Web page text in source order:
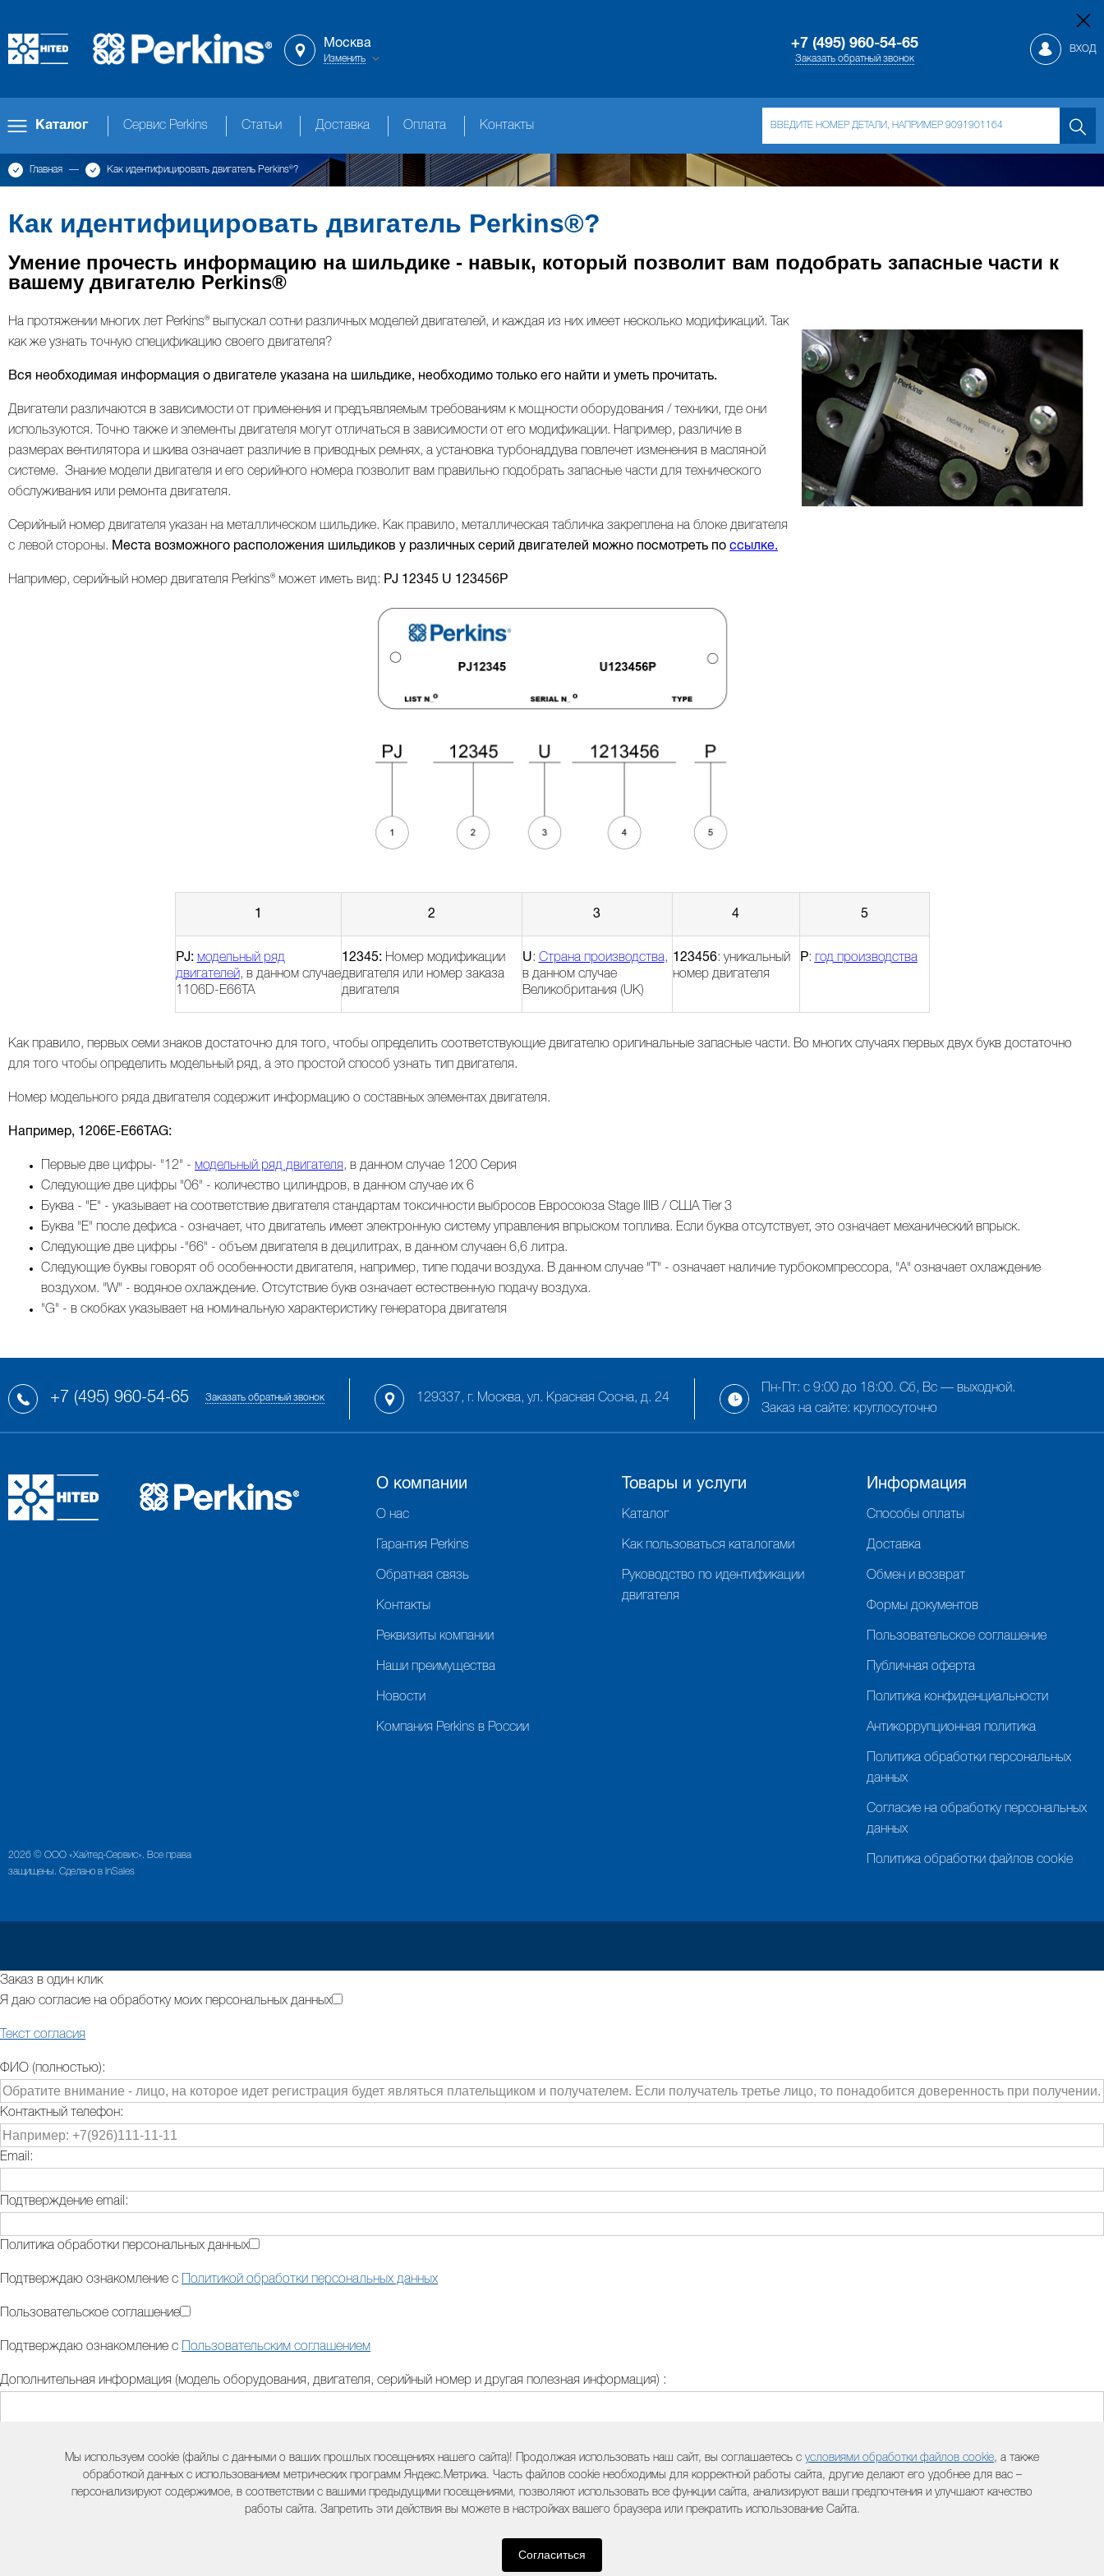
Москва
Изменить
+7 (495) 960-54-65
Заказать обратный звонок
ВХОД
Каталог Сервис Perkins Статьи Доставка Оплата Контакты
Двигатели
Комплекты
ремонта
двигателя
Головка
цилиндров
Поршни
кольца
Фильтры
Коленвал
шатуны
Прокладки
Вал
распредвал,
клапанная
Приводы
ГРМ
Топливная
Масляная
Турбокомпрессор
и
воздушная
Генератор
электрика
Стартер
Система
Сервис
Технические
Главная Как идентифицировать двигатель Perkins®?
Как идентифицировать двигатель Perkins®?
Умение прочесть информацию на шильдике - навык, который позволит вам подобрать запасные части к
вашему двигателю Perkins®
На протяжении многих лет Perkins® выпускал сотни различных моделей двигателей, и каждая из них имеет несколько модификаций. Так
как же узнать точную спецификацию своего двигателя?
Вся необходимая информация о двигателе указана на шильдике, необходимо только его найти и уметь прочитать.
Двигатели различаются в зависимости от применения и предъявляемым требованиям к мощности оборудования / техники, где они
используются. Точно также и элементы двигателя могут отличаться в зависимости от его модификации. Например, различие в
размерах вентилятора и шкива означает различие в приводных ремнях, а установка турбонаддува повлечет изменения в масляной
системе. Знание модели двигателя и его серийного номера позволит вам правильно подобрать запасные части для технического
обслуживания или ремонта двигателя.
Серийный номер двигателя указан на металлическом шильдике. Как правило, металлическая табличка закреплена на блоке двигателя
с левой стороны. Места возможного расположения шильдиков у различных серий двигателей можно посмотреть по ссылке.
Например, серийный номер двигателя Perkins® может иметь вид: PJ 12345 U 123456P
1 2 3 4 5
PJ: модельный ряд
двигателей, в данном случае
1106D-E66TA
12345:Номер модификации
двигателя или номер заказа
двигателя
U: Страна производства,
в данном случае
Великобритания (UK)
123456: уникальный
номер двигателя
P: год производства
Как правило, первых семи знаков достаточно для того, чтобы определить соответствующие двигателю оригинальные запасные части. Во многих случаях первых двух букв достаточно
для того чтобы определить модельный ряд, а это простой способ узнать тип двигателя.
Номер модельного ряда двигателя содержит информацию о составных элементах двигателя.
Например, 1206E-E66TAG:
Первые две цифры- "12" - модельный ряд двигателя, в данном случае 1200 Серия
Следующие две цифры "06" - количество цилиндров, в данном случае их 6
Буква - "E" - указывает на соответствие двигателя стандартам токсичности выбросов Евросоюза Stage IIIB / США Tier 3
Буква "E" после дефиса - означает, что двигатель имеет электронную систему управления впрыском топлива. Если буква отсутствует, это означает механический впрыск.
Следующие две цифры -"66" - объем двигателя в децилитрах, в данном случаен 6,6 литра.
Следующие буквы говорят об особенности двигателя, например, типе подачи воздуха. В данном случае "T" - означает наличие турбокомпрессора, "A" означает охлаждение
воздухом. "W" - водяное охлаждение. Отсутствие букв означает естественную подачу воздуха.
"G" - в скобках указывает на номинальную характеристику генератора двигателя
+7 (495) 960-54-65 Заказать обратный звонок 129337, г. Москва, ул. Красная Сосна, д. 24
Пн-Пт: с 9:00 до 18:00. Сб, Вс — выходной.
Заказ на сайте: круглосуточно
2026 © ООО «Хайтед-Сервис». Все права
защищены. Сделано в InSales
О компании
О нас
Гарантия Perkins
Обратная связь
Контакты
Реквизиты компании
Наши преимущества
Новости
Компания Perkins в России
Товары и услуги
Каталог
Как пользоваться каталогами
Руководство по идентификации
двигателя
Информация
Способы оплаты
Доставка
Обмен и возврат
Формы документов
Пользовательское соглашение
Публичная оферта
Политика конфиденциальности
Антикоррупционная политика
Политика обработки персональных
данных
Согласие на обработку персональных
данных
Политика обработки файлов cookie
Мы используем cookie (файлы с данными о ваших прошлых посещениях нашего сайта)! Продолжая использовать наш сайт, вы соглашаетесь с условиями обработки файлов cookie, а также
обработкой данных с использованием метрических программ Яндекс.Метрика. Часть файлов cookie необходимы для корректной работы сайта, другие делают его удобнее для вас –
персонализируют содержимое, в соответствии с вашими предыдущими посещениями, позволяют использовать все функции сайта, анализируют ваши предпочтения и улучшают качество
работы сайта. Запретить эти действия вы можете в настройках вашего браузера или прекратить использование Сайта.
Согласиться
Заказ в один клик
Я даю согласие на обработку моих персональных данных
Текст согласия
ФИО (полностью):
Контактный телефон:
Email:
Подтверждение email:
Политика обработки персональных данных
Подтверждаю ознакомление с Политикой обработки персональных данных
Пользовательское соглашение
Подтверждаю ознакомление с Пользовательским соглашением
Дополнительная информация (модель оборудования, двигателя, серийный номер и другая полезная информация) :
Контактный телефон:
Комментарий: